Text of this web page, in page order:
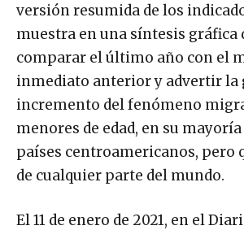
versión resumida de los
muestra en una síntesis gráfica
comparar el último año con el
inmediato anterior y advertir la
incremento del fenómeno
menores de edad, en su
países centroamericanos, pero
de cualquier parte del mundo.
El 11 de enero de 2021, en el